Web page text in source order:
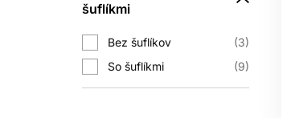
šuflíkmi
Bez šuflíkov
3
So šuflíkmi
9